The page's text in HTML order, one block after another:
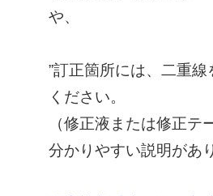
や、
”訂正箇所には、二重
ください。
（修正液または修正テ
分かりやすい説明があ